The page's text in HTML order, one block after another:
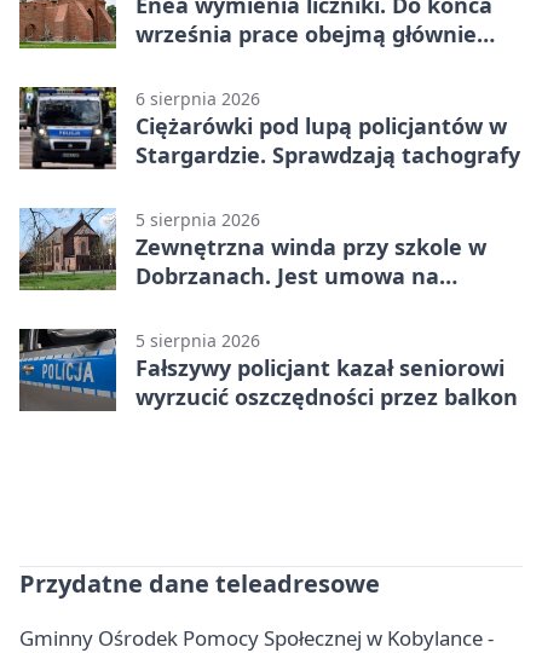
września prace obejmą głównie
6 sierpnia 2026
Ciężarówki pod lupą policjantów w
Stargardzie. Sprawdzają tachografy
5 sierpnia 2026
Zewnętrzna winda przy szkole w
Dobrzanach. Jest umowa na
5 sierpnia 2026
Fałszywy policjant kazał seniorowi
wyrzucić oszczędności przez balkon
Przydatne dane teleadresowe
Gminny Ośrodek Pomocy Społecznej w Kobylance -